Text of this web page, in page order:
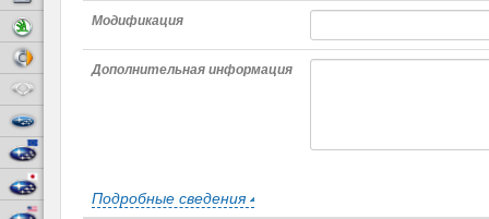
Subaru USA
Модификация
Дополнительная информация
Подробные сведения